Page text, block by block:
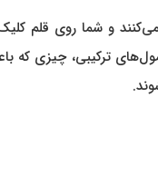
ترکیبی، چیزی